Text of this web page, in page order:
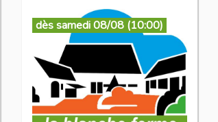
dès samedi 08/08 (10:00)